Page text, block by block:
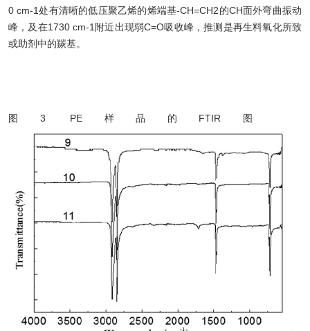
0 cm-1处有清晰的低压聚乙烯的烯端基-CH=CH2的CH面外弯曲振动
峰，及在1730 cm-1附近出现弱C=O吸收峰，推测是再生料氧化所致
或助剂中的羰基。
图3 PE样品的FTIR图